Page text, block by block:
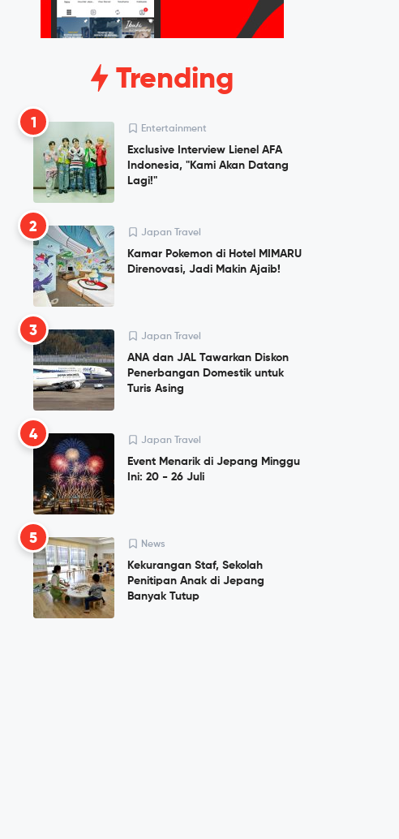
Trending
1 Entertainment
Exclusive Interview Lienel AFA
Indonesia, "Kami Akan Datang
Lagi!"
2 Japan Travel
Kamar Pokemon di Hotel MIMARU
Direnovasi, Jadi Makin Ajaib!
3 Japan Travel
ANA dan JAL Tawarkan Diskon
Penerbangan Domestik untuk
Turis Asing
4 Japan Travel
Event Menarik di Jepang Minggu
Ini: 20 - 26 Juli
5 News
Kekurangan Staf, Sekolah
Penitipan Anak di Jepang
Banyak Tutup